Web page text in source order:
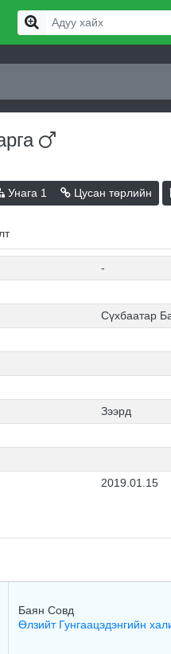
Унага 1 Цусан төрлийн
-
Сүхбаатар
Зээрд
2019.01.15
Баян Совд
Өлзийт Гунгаацэдэнгийн